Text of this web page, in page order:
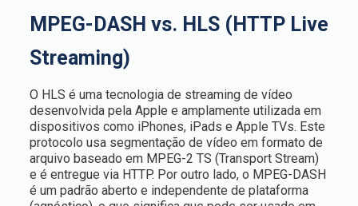
MPEG-DASH vs. HLS (HTTP Live
Streaming)
O HLS é uma tecnologia de streaming de vídeo
desenvolvida pela Apple e amplamente utilizada em
dispositivos como iPhones, iPads e Apple TVs. Este
protocolo usa segmentação de vídeo em formato de
arquivo baseado em MPEG-2 TS (Transport Stream)
e é entregue via HTTP. Por outro lado, o MPEG-DASH
é um padrão aberto e independente de plataforma